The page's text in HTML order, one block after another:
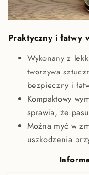
Praktyczny i łatwy
Wykonany z
tworzywa
bezpieczny i
Kompaktowy
sprawia, że
Można myć w
uszkodzenia